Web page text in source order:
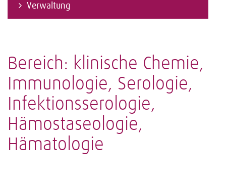
Verwaltung
Bereich: klinische Chemie,
Immunologie, Serologie,
Infektionsserologie,
Hämostaseologie,
Hämatologie